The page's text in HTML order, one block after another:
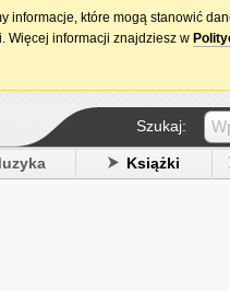
15. urodziny
Szukaj:
Książki
które mogą stanowić
Więcej informacji znajdziesz w